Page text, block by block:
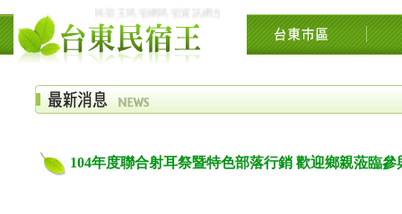
民宿王民宿網民宿資訊網台東花東花蓮綠島民宿住宿旅遊景點交
104年度聯合射耳祭暨特色部落行銷 歡迎鄉親蒞臨參